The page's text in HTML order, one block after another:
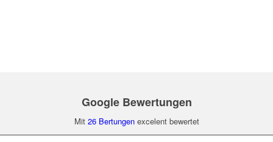
Google Bewertungen
Mit 26 Bertungenexcelent bewertet